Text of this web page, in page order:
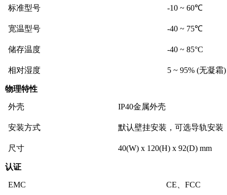
标准型号 -10 ~ 60℃
宽温型号 -40 ~ 75℃
储存温度 -40 ~ 85°C
相对湿度 5 ~ 95% (无凝霜)
物理特性
外壳 IP40金属外壳
安装方式 默认壁挂安装，可选导轨安装
尺寸 40(W) x 120(H) x 92(D) mm
认证
EMC CE、FCC